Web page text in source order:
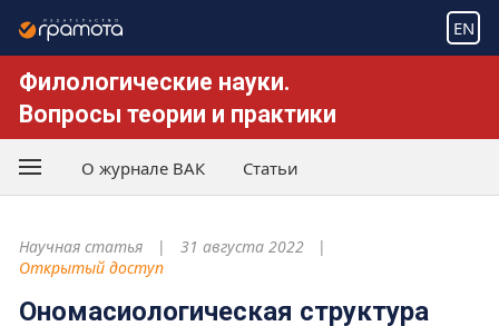
EN
Филологические науки.
Вопросы теории и практики
О журнале ВАК Статьи
Научная статья
31 августа 2022
Открытый доступ
Ономасиологическая структура